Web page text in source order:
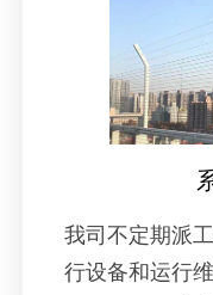
我司不定期派
行设备和运行